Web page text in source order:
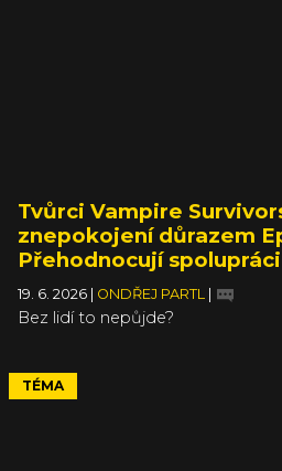
Tvůrci Vampire
znepokojení důrazem
Přehodnocují
19. 6. 2026 ONDŘEJ PARTL
Bez lidí to nepůjde?
TÉMA